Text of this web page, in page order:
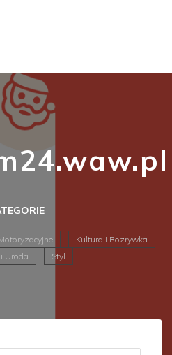
Kultura i Rozrywka
Uroda
Styl